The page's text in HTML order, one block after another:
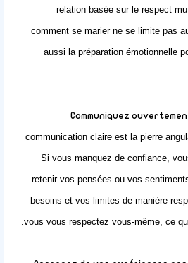
relation basée sur le respect
comment se marier ne se limite pas
aussi la préparation émotionnelle
communication claire est la pierre
Si vous manquez de confiance,
retenir vos pensées ou vos
besoins et vos limites de manière
vous vous respectez vous-même, ce